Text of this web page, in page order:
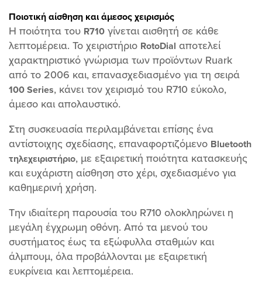
Ποιοτική αίσθηση και άμεσος χειρισμός
Η ποιότητα του R710 γίνεται αισθητή σε κάθε
λεπτομέρεια. Το χειριστήριο RotoDial αποτελεί
χαρακτηριστικό γνώρισμα των προϊόντων Ruark
από το 2006 και, επανασχεδιασμένο για τη σειρά
100 Series, κάνει τον χειρισμό του R710 εύκολο,
άμεσο και απολαυστικό.
Στη συσκευασία περιλαμβάνεται επίσης ένα
αντίστοιχης σχεδίασης, επαναφορτιζόμενο Bluetooth
τηλεχειριστήριο, με εξαιρετική ποιότητα κατασκευής
και ευχάριστη αίσθηση στο χέρι, σχεδιασμένο για
καθημερινή χρήση.
Την ιδιαίτερη παρουσία του R710 ολοκληρώνει η
μεγάλη έγχρωμη οθόνη. Από τα μενού του
συστήματος έως τα εξώφυλλα σταθμών και
άλμπουμ, όλα προβάλλονται με εξαιρετική
ευκρίνεια και λεπτομέρεια.